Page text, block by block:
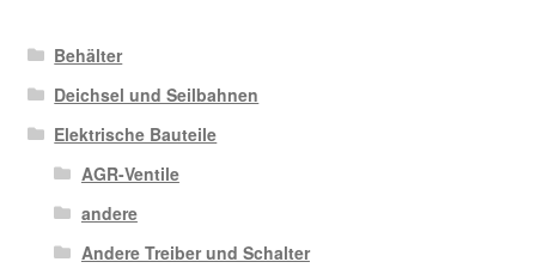
Behälter
Deichsel und Seilbahnen
Elektrische Bauteile
AGR-Ventile
andere
Andere Treiber und Schalter